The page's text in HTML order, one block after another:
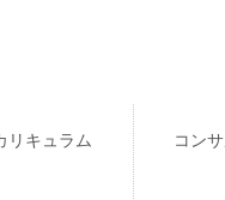
リキュラム コン